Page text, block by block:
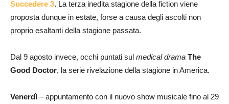
Succedere 3. La terza inedita stagione della fiction viene
proposta dunque in estate, forse a causa degli ascolti non
proprio esaltanti della stagione passata.
Dal 9 agosto invece, occhi puntati sul medical drama The
Good Doctor, la serie rivelazione della stagione in America.
Venerdì – appuntamento con il nuovo show musicale fino al 29